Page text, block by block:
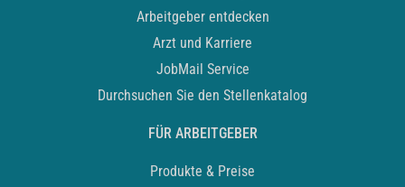
Arbeitgeber entdecken
Arzt und Karriere
JobMail Service
Durchsuchen Sie den Stellenkatalog
FÜR ARBEITGEBER
Produkte & Preise